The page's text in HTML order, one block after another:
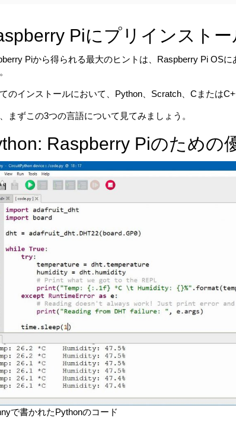
Piにプリインスト
Piから得られる最大のヒントは、Raspberry Pi OS
のインストールにおいて、Python、Scratch、Cまたは
まずこの3つの言語について見てみましょう。
Raspberry Piのための
で書かれたPythonのコード